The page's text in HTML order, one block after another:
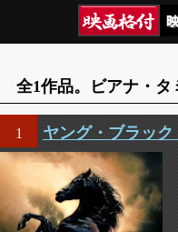
全1作品。ビアナ・
1 ヤング・ブラッ